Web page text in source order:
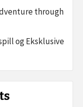
through
og Eksklusive